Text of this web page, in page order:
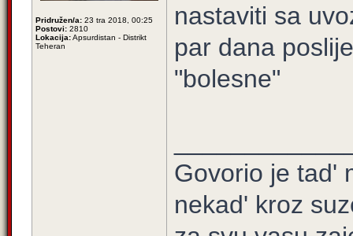
Pridružen/a: 23 tra 2018, 00:25
Postovi: 2810
Lokacija:Apsurdistan - Distrikt
Teheran
nastaviti sa
par dana
"bolesne"
Govorio je tad'
nekad' kroz